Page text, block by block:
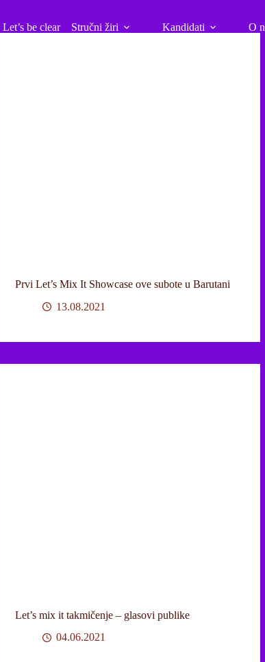
Let’s be clear Stručni žiri Kandidati O
Prvi Let’s Mix It Showcase ove subote u Barutani
13.08.2021
Let’s mix it takmičenje – glasovi publike
04.06.2021